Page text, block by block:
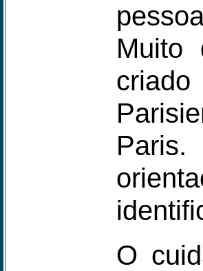
Muito
O